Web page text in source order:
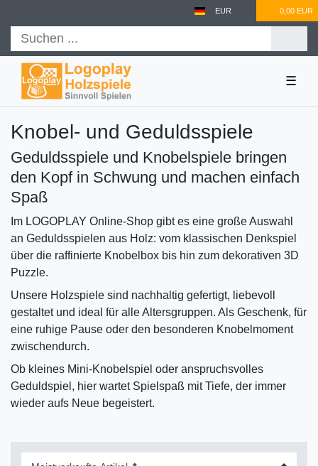
EUR 0,00 EUR
☰
Knobel- und Geduldsspiele
Geduldsspiele und Knobelspiele bringen
den Kopf in Schwung und machen einfach
Spaß
Im LOGOPLAY Online-Shop gibt es eine große Auswahl
an Geduldsspielen aus Holz: vom klassischen Denkspiel
über die raffinierte Knobelbox bis hin zum dekorativen 3D
Puzzle.
Unsere Holzspiele sind nachhaltig gefertigt, liebevoll
gestaltet und ideal für alle Altersgruppen. Als Geschenk, für
eine ruhige Pause oder den besonderen Knobelmoment
zwischendurch.
Ob kleines Mini-Knobelspiel oder anspruchsvolles
Geduldspiel, hier wartet Spielspaß mit Tiefe, der immer
wieder aufs Neue begeistert.